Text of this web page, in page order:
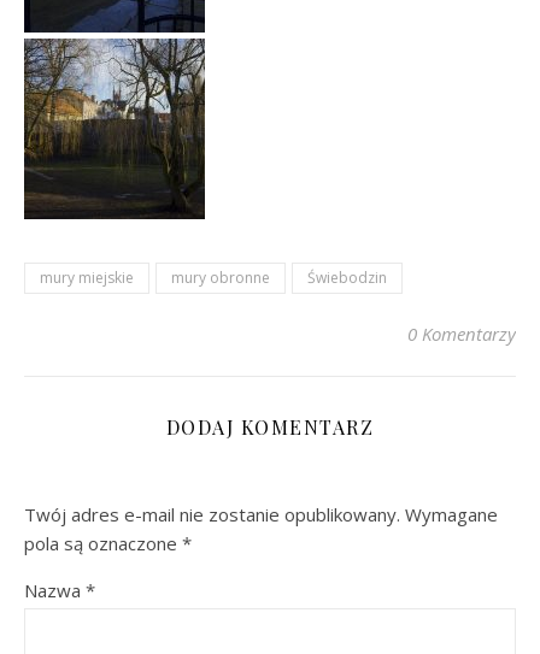
mury miejskie mury obronne Świebodzin
0 Komentarzy
DODAJ KOMENTARZ
Twój adres e-mail nie zostanie opublikowany. Wymagane
pola są oznaczone *
Nazwa *